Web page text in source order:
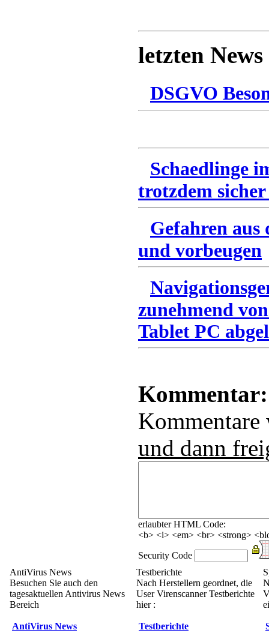
letzten News
DSGVO
Schaedlinge
trotzdem
Gefahren
und vorbeugen
zunehmend
Tablet PC
Kommentar:
und dann
erlaubter HTML Code:
<b> <i> <em> <br> <strong>
Security Code
AntiVirus News
Besuchen Sie auch den
tagesaktuellen Antivirus News
Bereich
AntiVirus News
Testberichte
Nach Herstellern geordnet, die
User Virenscanner Testberichte
hier :
Testberichte